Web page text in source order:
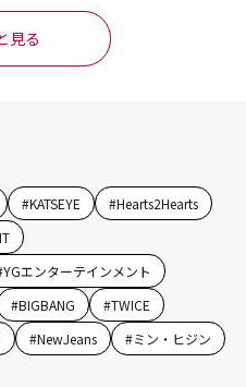
見る
#KATSEYE #Hearts2Hearts
YGエンターテインメント
#BIGBANG #TWICE
#NewJeans #ミン・ヒジン